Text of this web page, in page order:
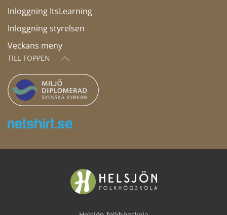
Inloggning ItsLearning
Inloggning styrelsen
Veckans meny
TILL TOPPEN